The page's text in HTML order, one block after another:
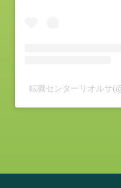
転職センターリオルサ